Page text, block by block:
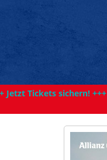
Jetzt Tickets sichern! +++